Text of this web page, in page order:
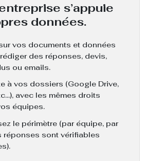
s’appuie
données.
vos documents et données
des réponses, devis,
ou emails.
à vos dossiers (Google Drive,
avec les mêmes droits
équipes.
le périmètre (par équipe, par
réponses sont vérifiables